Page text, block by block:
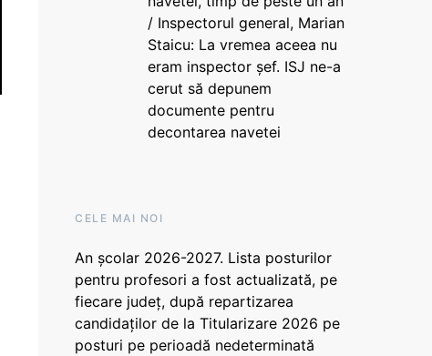
/ Inspectorul general, Marian
Staicu: La vremea aceea nu
eram inspector șef. ISJ ne-a
cerut să depunem
documente pentru
decontarea navetei
CELE MAI NOI
An școlar 2026-2027. Lista posturilor
pentru profesori a fost actualizată, pe
fiecare județ, după repartizarea
candidaților de la Titularizare 2026 pe
posturi pe perioadă nedeterminată